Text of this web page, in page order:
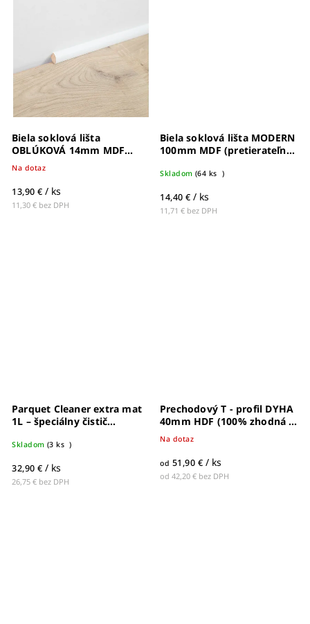
Biela soklová lišta
OBLÚKOVÁ 14mm MDF
(pretierateľná) - 63001736
Na dotaz
11,30 € bez DPH
13,90 € / ks
Biela soklová lišta MODERN
100mm MDF (pretierateľná)
Skladom (64 ks )
11,71 € bez DPH
14,40 € / ks
Parquet Cleaner extra mat
1L – špeciálny čistič
63002745
Skladom (3 ks )
26,75 € bez DPH
32,90 € / ks
Prechodový T - profil DYHA
40mm HDF (100% zhodná s
dekórom)
Na dotaz
od 42,20 € bez DPH
od 51,90 € / ks